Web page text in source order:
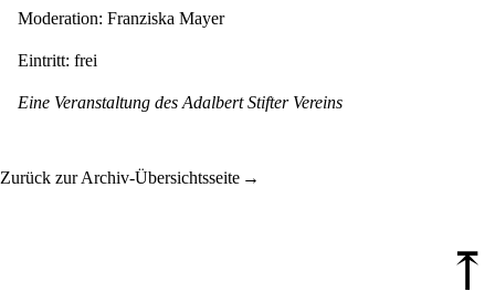
Moderation: Franziska Mayer
Eintritt: frei
Eine Veranstaltung des Adalbert Stifter Vereins
Zurück zur Archiv-Übersichtsseite
⤒